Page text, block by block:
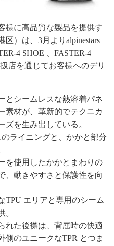
様に高品質な製品を提供す
）は、3月よりalpinestars
4 SHOE 、FASTER-4
店を通じてお客様へのデリ
とシームレスな熱溶着パネ
素材が、革新的でテクニカ
ズを生み出している。
ライニングと、かかと部分
を使用したかかとまわりの
、動きやすさと保護性を向
TPU エリアと専用のシーム
。
れた後襟は、背屈時の快適
側のユニークなTPR とつま